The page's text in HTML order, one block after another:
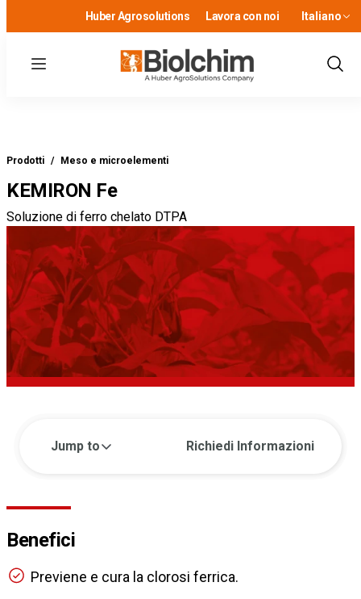
Huber Agrosolutions Lavora con noi Italiano
Menu
Show
Prodotti / Meso e microelementi
KEMIRON Fe
Soluzione di ferro chelato DTPA
Jump to Richiedi Informazioni
Benefici
Previene e cura la clorosi ferrica.